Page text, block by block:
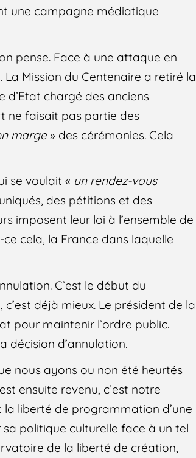
une campagne médiatique
pense. Face à une attaque en
La Mission du Centenaire a retiré la
d’Etat chargé des anciens
ne faisait pas partie des
marge» des cérémonies. Cela
se voulait « un rendez-vous
des pétitions et des
imposent leur loi à l’ensemble de
cela, la France dans laquelle
C’est le début du
déjà mieux. Le président de la
pour maintenir l’ordre public.
décision d’annulation.
nous ayons ou non été heurtés
ensuite revenu, c’est notre
liberté de programmation d’une
politique culturelle face à un tel
de la liberté de création,